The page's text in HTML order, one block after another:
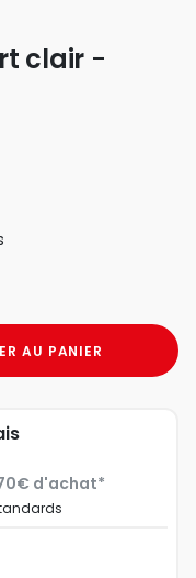
clair -
AU PANIER
d'achat*